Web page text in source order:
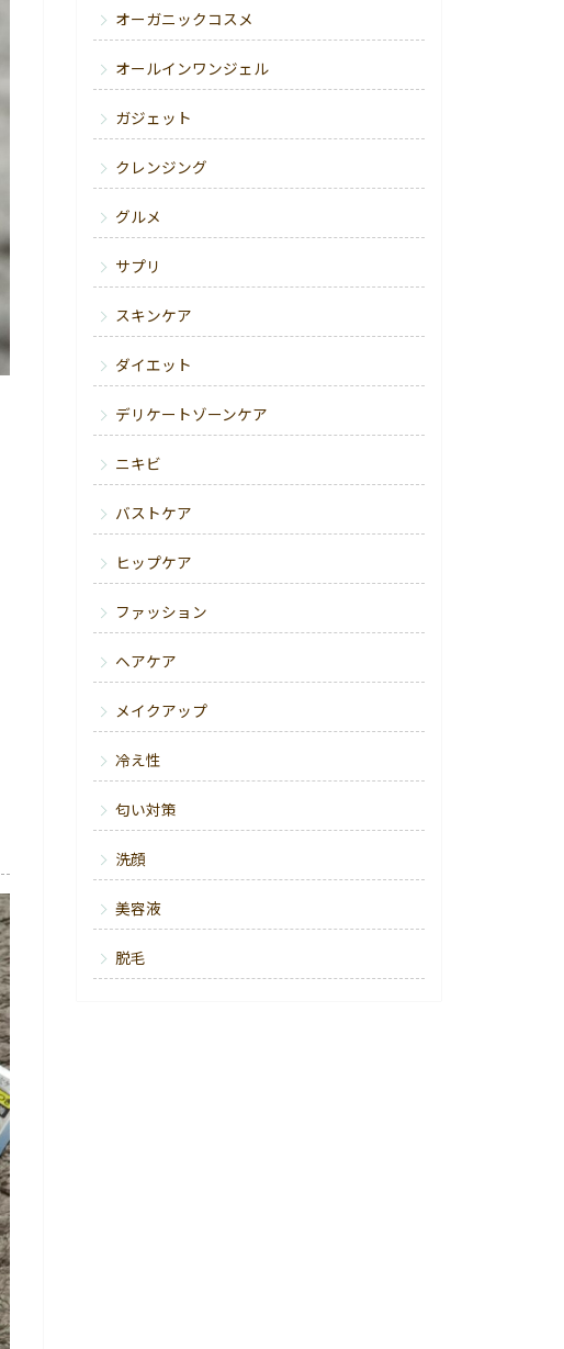
オーガニックコスメ
オールインワンジェル
ガジェット
クレンジング
グルメ
サプリ
スキンケア
ダイエット
デリケートゾーンケア
ニキビ
バストケア
ヒップケア
ファッション
ヘアケア
メイクアップ
冷え性
匂い対策
洗顔
美容液
脱毛